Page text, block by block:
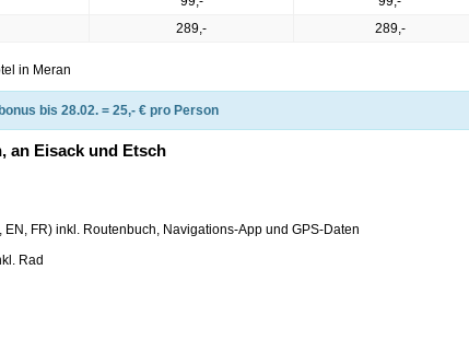
289,- 289,-
in Meran
bis 28.02. = 25,- € pro Person
an Eisack und Etsch
FR) inkl. Routenbuch, Navigations-App und GPS-Daten
Rad